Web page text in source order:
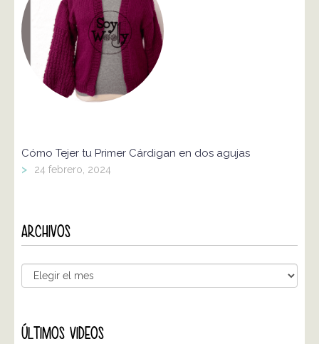
Cómo Tejer tu Primer Cárdigan en dos agujas
> 24 febrero, 2024
ARCHIVOS
ÚLTIMOS VIDEOS